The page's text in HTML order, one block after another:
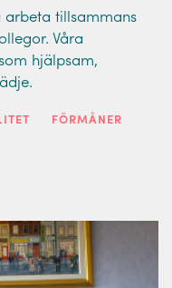
arbeta tillsammans
Våra
hjälpsam,
FÖRMÅNER